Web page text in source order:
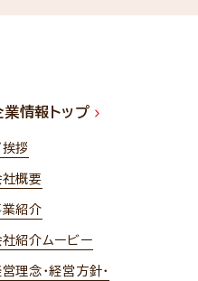
業情報トップ
挨拶
社概要
業紹介
社紹介ムービー
理念・経営方針・